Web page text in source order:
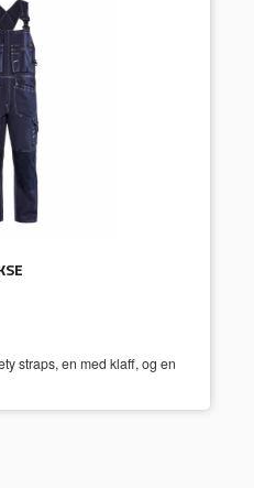
straps, en med klaff, og en